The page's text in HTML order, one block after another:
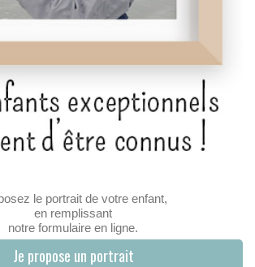
le portrait de votre enfant,
en remplissant
notre formulaire en ligne.
Je propose un portrait